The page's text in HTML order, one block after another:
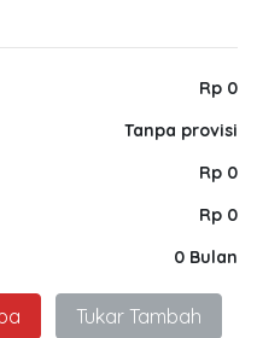
Rp 0
Tanpa provisi
Rp 0
Rp 0
0 Bulan
Tukar Tambah